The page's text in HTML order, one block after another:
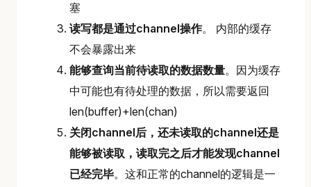
塞
读写都是通过channel操作。 内部的缓存
不会暴露出来
能够查询当前待读取的数据数量。因为缓存
中可能也有待处理的数据，所以需要返回
len(buffer)+len(chan)
关闭channel后，还未读取的channel还是
能够被读取，读取完之后才能发现channel
已经完毕。这和正常的channel的逻辑是一